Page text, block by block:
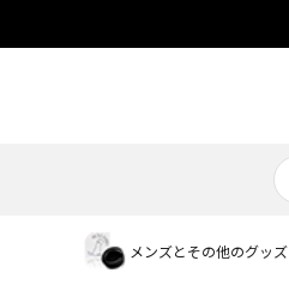
メンズとその他のグッズ